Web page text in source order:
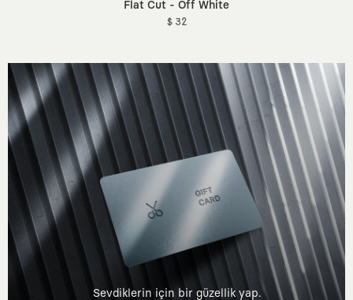
Flat Cut - Off White
$ 32
Sevdiklerin için bir güzellik yap.